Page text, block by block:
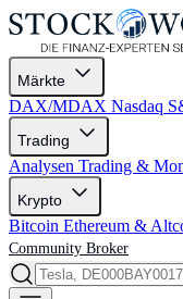
Märkte
DAX/MDAX Nasdaq
Trading
Analysen Trading &
Krypto
Bitcoin Ethereum &
Community Broker